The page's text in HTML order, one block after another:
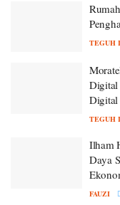
TEGUH
Digital
Digital
TEGUH
Ilham
Daya
FAUZI